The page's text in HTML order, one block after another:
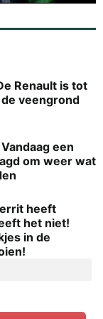
Renault is tot
veengrond
een
om weer wat
heeft
het niet!
in de